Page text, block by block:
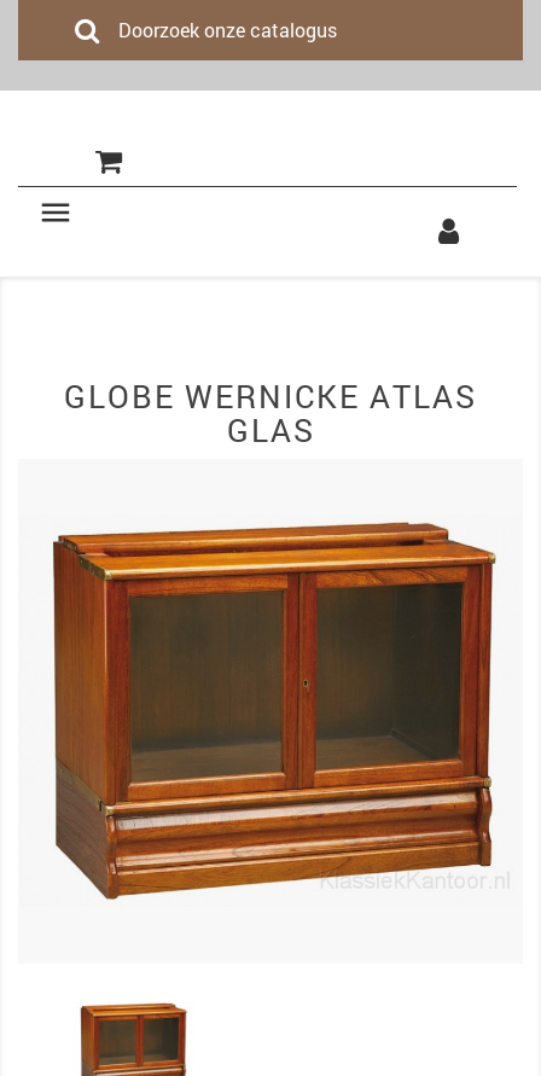

GLOBE WERNICKE ATLAS
GLAS